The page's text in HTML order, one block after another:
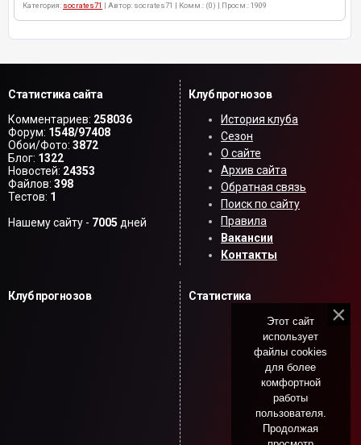
Категория: socrates71 | Автор: socrates71 | Комм.: (0) | Просм.: 1909
Статистика сайта
Комментариев: 258036
Форум: 1548/97408
Обои/Фото: 3872
Блог: 1322
Новостей: 24353
Файлов: 398
Тестов: 1
Нашему сайту - 7005 дней
Клуб прогнозов
История клуба
Сезон
О сайте
Архив сайта
Обратная связь
Поиск по сайту
Правила
Вакансии
Контакты
Клуб прогнозов Статистика
Этот сайт
использует
файлы cookies
для более
комфортной
работы
пользователя.
Продолжая